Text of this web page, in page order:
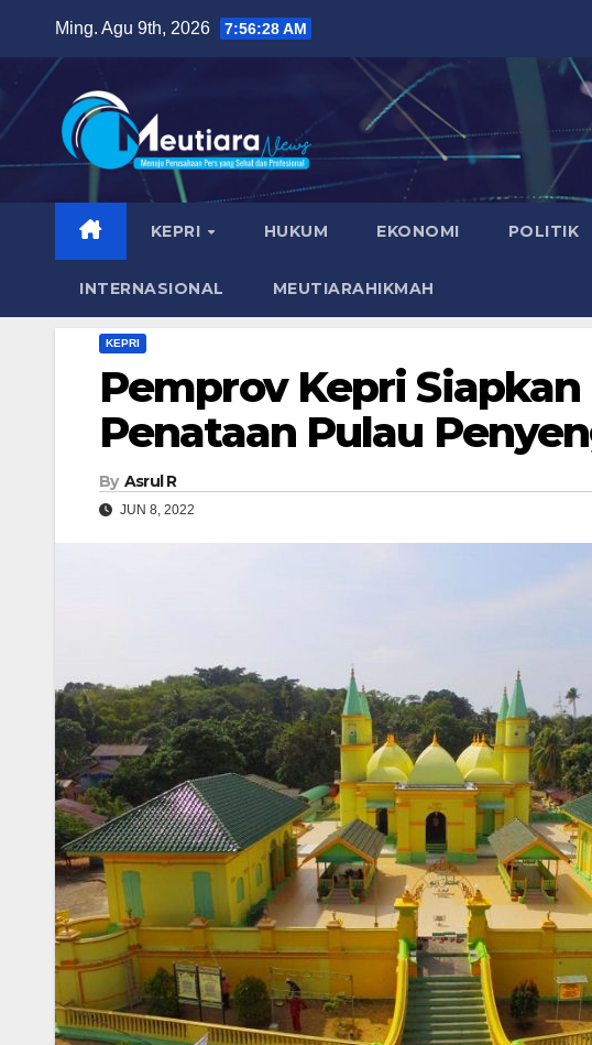
content
Ming. Agu 9th, 2026 7:56:29 AM
KEPRI HUKUM EKONOMI POLITIK
INTERNASIONAL MEUTIARAHIKMAH
KEPRI
Pemprov Kepri
Penataan Pulau
By Asrul R
JUN 8, 2022